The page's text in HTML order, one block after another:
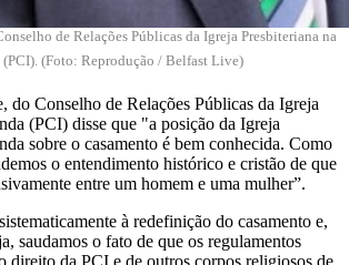
de Relações Públicas da Igreja Presbiteriana na
(Foto: Reprodução / Belfast Live)
do Conselho de Relações Públicas da Igreja
(PCI) disse que "a posição da Igreja
sobre o casamento é bem conhecida. Como
o entendimento histórico e cristão de que
entre um homem e uma mulher”.
à redefinição do casamento e,
saudamos o fato de que os regulamentos